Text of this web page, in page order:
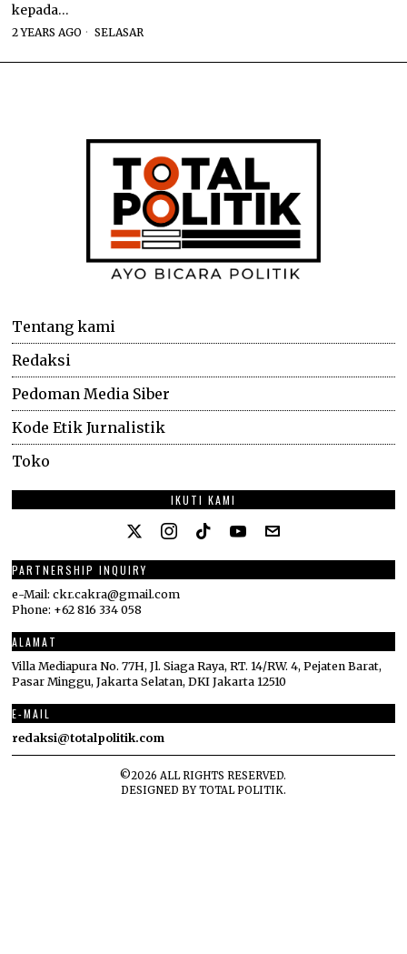
kepada…
2 YEARS AGO SELASAR
Tentang kami
Redaksi
Pedoman Media Siber
Kode Etik Jurnalistik
Toko
IKUTI KAMI
PARTNERSHIP INQUIRY
e-Mail: ckr.cakra@gmail.com
Phone: +62 816 334 058
ALAMAT
Villa Mediapura No. 77H, Jl. Siaga Raya, RT. 14/RW. 4, Pejaten Barat,
Pasar Minggu, Jakarta Selatan, DKI Jakarta 12510
E-MAIL
redaksi@totalpolitik.com
©2026 ALL RIGHTS RESERVED.
DESIGNED BYTOTAL POLITIK.